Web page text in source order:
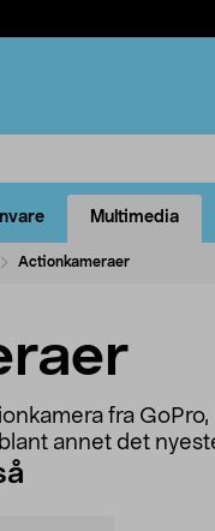
Multimedia
Actionkameraer
fra
annet det